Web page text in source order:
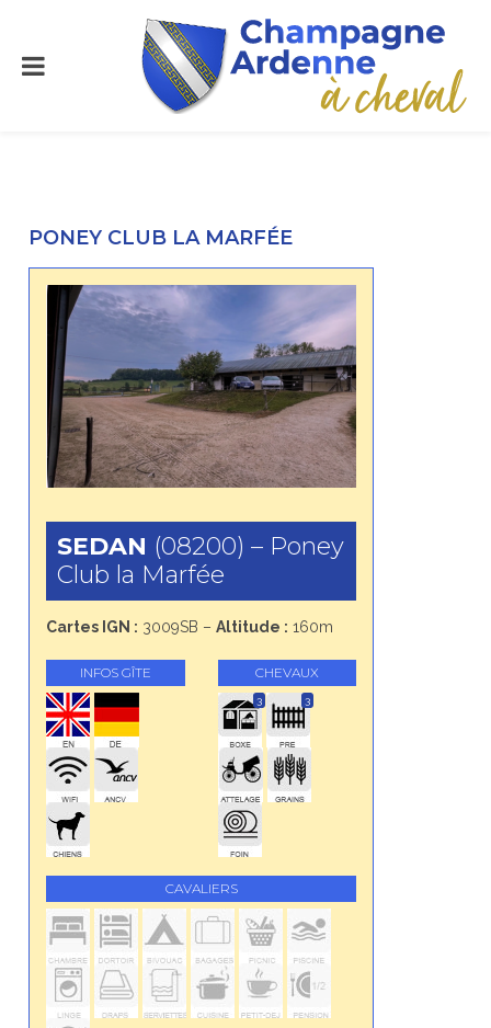
PONEY CLUB LA MARFÉE
SEDAN (08200) – Poney
Club la Marfée
Cartes IGN : 3009SB –Altitude : 160m
INFOS GÎTE CHEVAUX
3 3
CAVALIERS